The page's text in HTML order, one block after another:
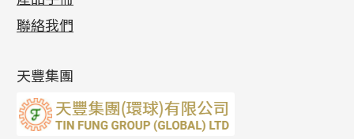
側身車花鏈系列
側身鏈系列
雙十字鏈系列
水波鏈系列
蛇骨鏈系列
鏈尾系列
綫拍系列
美拍系列
耳環扣系列
耳綫/耳鈎系列
耳環爪頭
耳環
龍蝦扣系列
鴨俐制系列
字母吊墜
相盒吊墜
項鏈吊墜
生肖吊墜
焊片及鐳射綫
空心車花管
空心光身珠
無孔批花珠
鑲口戒指
鑲口手鏈系列
空心车花管首饰链
空心手鐲系列
拉簧珠珠手鏈
記憶鈦手鐲
展覽會資訊
最新產品資訊
聯絡我們
天豐集團